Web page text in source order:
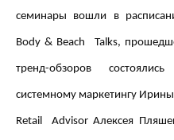
семинары вошли в
Body & Beach Talks,
тренд-обзоров
системному маркетингу
Retail Advisor Алексея